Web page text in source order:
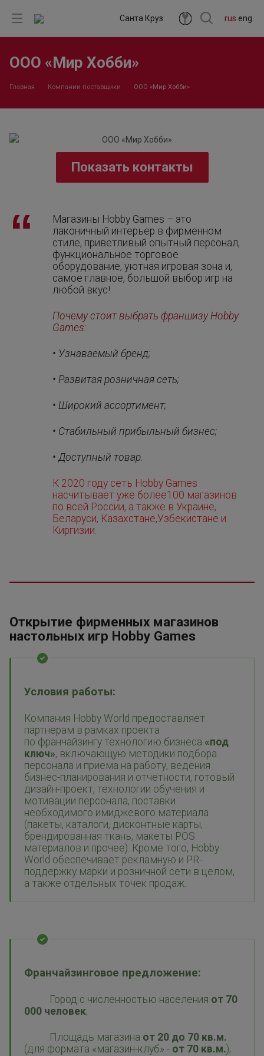
rus eng
Санта Круз
ООО «Мир Хобби»
Главная Компании поставщики ООО «Мир Хобби»
Показать контакты
Магазины Hobby Games – это
лаконичный интерьер в фирменном
стиле, приветливый опытный персонал,
функциональное торговое
оборудование, уютная игровая зона и,
самое главное, большой выбор игр на
любой вкус!
Почему стоит выбрать франшизу Hobby
Games:
• Узнаваемый бренд;
• Развитая розничная сеть;
• Широкий ассортимент;
• Стабильный прибыльный бизнес;
• Доступный товар.
К 2020 году сеть Hobby Games
насчитывает уже более100 магазинов
по всей России, а также в Украине,
Беларуси, Казахстане,Узбекистане и
Киргизии.
Открытие фирменных магазинов
настольных игр Hobby Games
Условия работы:
Компания Hobby World предоставляет
партнерам в рамках проекта
по франчайзингу технологию бизнеса «под
ключ», включающую методики подбора
персонала и приема на работу, ведения
бизнес-планирования и отчетности, готовый
дизайн-проект, технологии обучения и
мотивации персонала, поставки
необходимого имиджевого материала
(пакеты, каталоги, дисконтные карты,
брендированная ткань, макеты POS
материалов и прочее). Кроме того, Hobby
World обеспечивает рекламную и PR-
поддержку марки и розничной сети в целом,
а также отдельных точек продаж.
Франчайзинговое предложение:
· Город с численностью населения от 70
000 человек;
· Площадь магазина от 20 до 70 кв.м.
(для формата «магазин-клуб» - от 70 кв.м.);